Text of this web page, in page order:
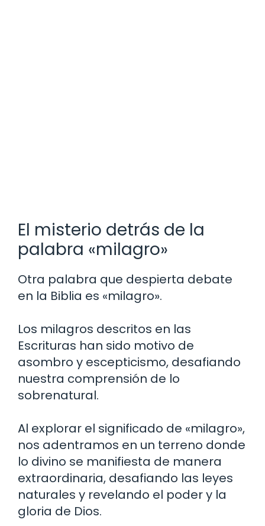
El misterio detrás de la
palabra «milagro»
Otra palabra que despierta debate
en la Biblia es «milagro».
Los milagros descritos en las
Escrituras han sido motivo de
asombro y escepticismo, desafiando
nuestra comprensión de lo
sobrenatural.
Al explorar el significado de «milagro»,
nos adentramos en un terreno donde
lo divino se manifiesta de manera
extraordinaria, desafiando las leyes
naturales y revelando el poder y la
gloria de Dios.